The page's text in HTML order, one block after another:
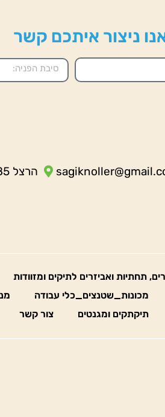
ניצור איתכם קשר
הרצל 85, תל אביב 6655404
תחתיות ואביזרים לתיקים ומזוודות
מכונות_שטנצים_כלי עבודה
תיקתקים ומגנטים צור קשר